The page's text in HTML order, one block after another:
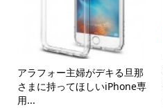
アラフォー主婦がデキる旦那
さまに持ってほしいiPhone専
用...